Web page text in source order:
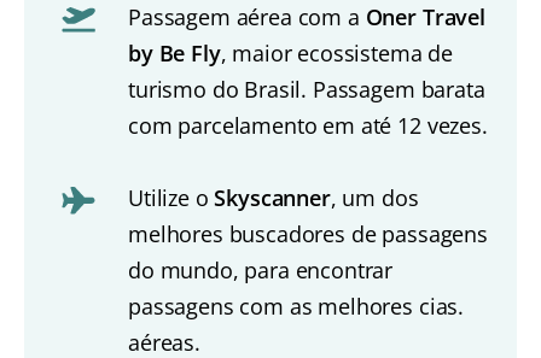
Passagem aérea com a Oner Travel
by Be Fly, maior ecossistema de
turismo do Brasil. Passagem barata
com parcelamento em até 12 vezes.
Utilize oSkyscanner, um dos
melhores buscadores de passagens
do mundo, para encontrar
passagens com as melhores cias.
aéreas.